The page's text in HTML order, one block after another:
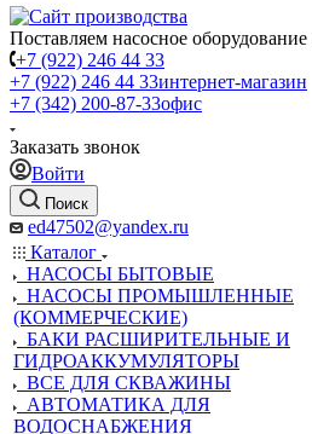
Поставляем насосное оборудование
+7 (922) 246 44 33
+7 (922) 246 44 33интернет-магазин
+7 (342) 200-87-33офис
Заказать звонок
Войти
Поиск
ed47502@yandex.ru
Каталог
НАСОСЫ БЫТОВЫЕ
НАСОСЫ ПРОМЫШЛЕННЫЕ
(КОММЕРЧЕСКИЕ)
БАКИ РАСШИРИТЕЛЬНЫЕ И
ГИДРОАККУМУЛЯТОРЫ
ВСЕ ДЛЯ СКВАЖИНЫ
АВТОМАТИКА ДЛЯ
ВОДОСНАБЖЕНИЯ